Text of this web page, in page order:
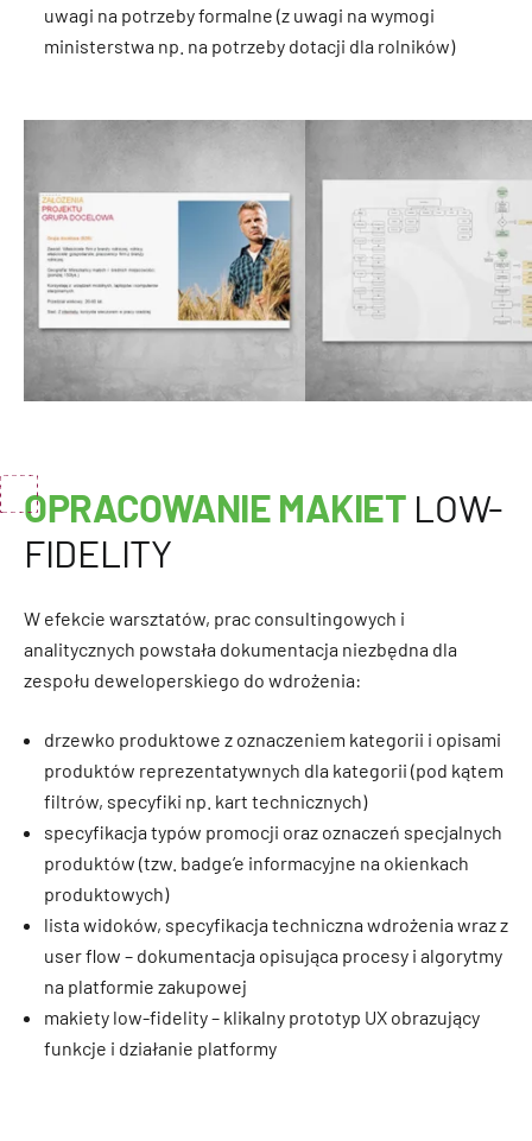
uwagi na potrzeby formalne (z uwagi na wymogi
ministerstwa np. na potrzeby dotacji dla rolników)
OPRACOWANIE MAKIET LOW-
FIDELITY
W efekcie warsztatów, prac consultingowych i
analitycznych powstała dokumentacja niezbędna dla
zespołu deweloperskiego do wdrożenia:
drzewko produktowe z oznaczeniem kategorii i opisami
produktów reprezentatywnych dla kategorii (pod kątem
filtrów, specyfiki np. kart technicznych)
specyfikacja typów promocji oraz oznaczeń specjalnych
produktów (tzw. badge’e informacyjne na okienkach
produktowych)
lista widoków, specyfikacja techniczna wdrożenia wraz z
user flow – dokumentacja opisująca procesy i algorytmy
na platformie zakupowej
makiety low-fidelity – klikalny prototyp UX obrazujący
funkcje i działanie platformy